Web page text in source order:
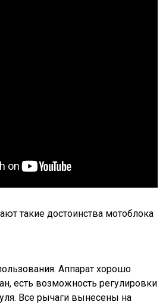
такие достоинства мотоблока
Аппарат хорошо
есть возможность регулировки
Все рычаги вынесены на